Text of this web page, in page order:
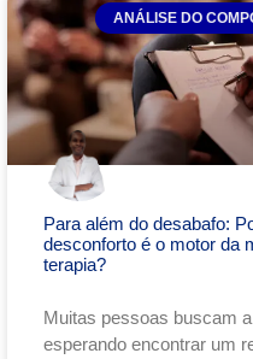
ANÁLISE DO
Para além do desabafo:
desconforto é o motor da
terapia?
Muitas pessoas buscam
esperando encontrar um